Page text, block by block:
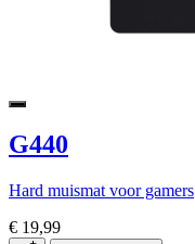
G440
Hard muismat voor gamers
€ 19,99